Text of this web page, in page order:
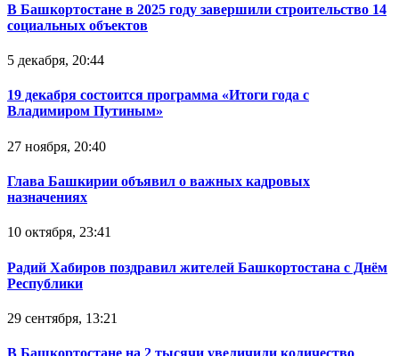
В Башкортостане в 2025 году завершили строительство 14
социальных объектов
5 декабря, 20:44
19 декабря состоится программа «Итоги года с
Владимиром Путиным»
27 ноября, 20:40
Глава Башкирии объявил о важных кадровых
назначениях
10 октября, 23:41
Радий Хабиров поздравил жителей Башкортостана с Днём
Республики
29 сентября, 13:21
В Башкортостане на 2 тысячи увеличили количество